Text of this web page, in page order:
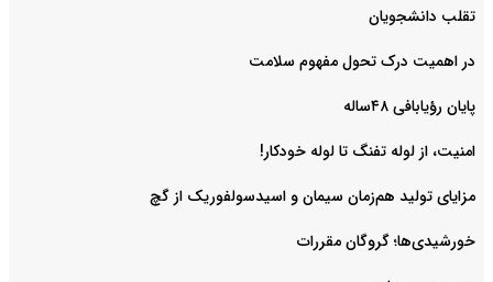
‌تقلب دانشجویان
در اهمیت درک تحول مفهوم سلامت
پایان رؤیابافی ۴۸ساله
امنیت، از لوله تفنگ تا ‌لوله خودکار!
مزایای تولید هم‌زمان سیمان و اسیدسولفوریک از گچ
خورشیدی‌ها؛ گروگان مقررات